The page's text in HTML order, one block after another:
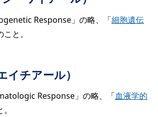
Response」の略、「細胞遺伝
こと。
イチアール）
Response」の略、「血液学的